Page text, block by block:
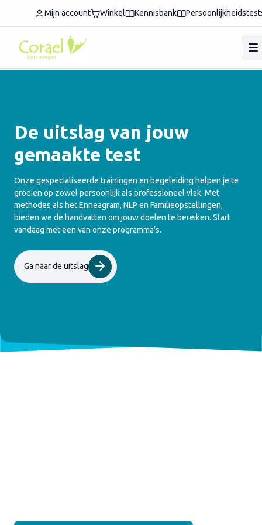
Mijn account Winkel Kennisbank
De uitslag van jouw
gemaakte test
Onze gespecialiseerde trainingen en begeleiding helpen je te
groeien op zowel persoonlijk als professioneel vlak. Met
methodes als het Enneagram, NLP en Familieopstellingen,
bieden we de handvatten om jouw doelen te bereiken. Start
vandaag met een van onze programma’s.
Ga naar de uitslag